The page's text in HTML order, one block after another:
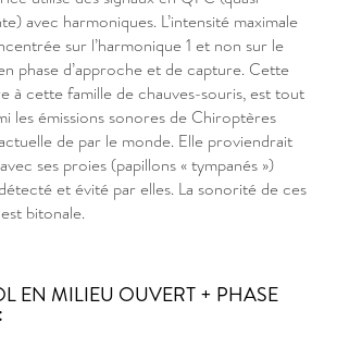
avec harmoniques. L’intensité maximale
sur l’harmonique 1 et non sur le
phase d’approche et de capture. Cette
à cette famille de chauves-souris, est tout
les émissions sonores de Chiroptères
de par le monde. Elle proviendrait
ses proies (papillons « tympanés »)
et évité par elles. La sonorité de ces
bitonale.
EN MILIEU OUVERT + PHASE